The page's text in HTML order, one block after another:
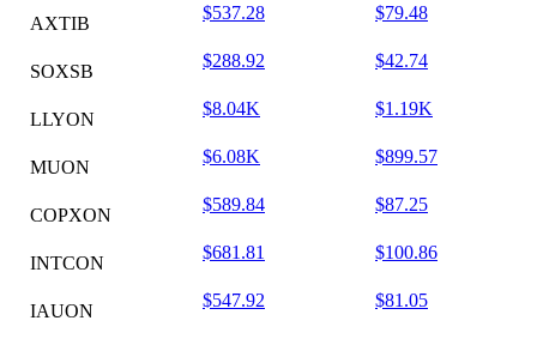
AXTIB
$537.28 $79.48
SOXSB
$288.92 $42.74
LLYON
$8.04K $1.19K
MUON
$6.08K $899.57
COPXON
$589.84 $87.25
INTCON
$681.81 $100.86
IAUON
$547.92 $81.05